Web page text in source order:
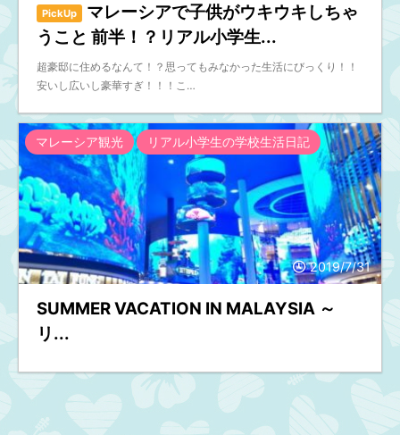
PickUp
マレーシアで子供がウキウキしちゃ
うこと 前半！？リアル小学生...
超豪邸に住めるなんて！？思ってもみなかった生活にびっくり！！
安いし広いし豪華すぎ！！！こ…
2019/7/31
マレーシア観光 リアル小学生の学校生活日記
SUMMER VACATION IN MALAYSIA ～
リ...